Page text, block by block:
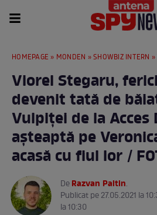
HOMEPAGE » MONDEN »SHOWBIZ INTERN »
Viorel Stegaru,
devenit tată de
Vulpiței de la Acces
așteaptă pe
acasă cu fiul lor /
DeRazvan Paltin.
Publicat pe 27.05.2021 la
la 10:30